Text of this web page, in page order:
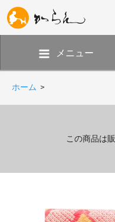
メニュー
ホーム >
この商品は